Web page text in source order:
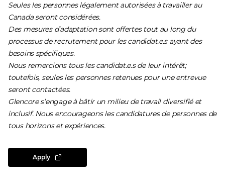
Seules les personnes légalement autorisées à travailler au
Canada seront considérées.
Des mesures d’adaptation sont offertes tout au long du
processus de recrutement pour les candidat.e.s ayant des
besoins spécifiques.
Nous remercions tous les candidat.e.s de leur intérêt;
toutefois, seules les personnes retenues pour une entrevue
seront contactées.
Glencore s’engage à bâtir un milieu de travail diversifié et
inclusif. Nous encourageons les candidatures de personnes de
tous horizons et expériences.
Apply